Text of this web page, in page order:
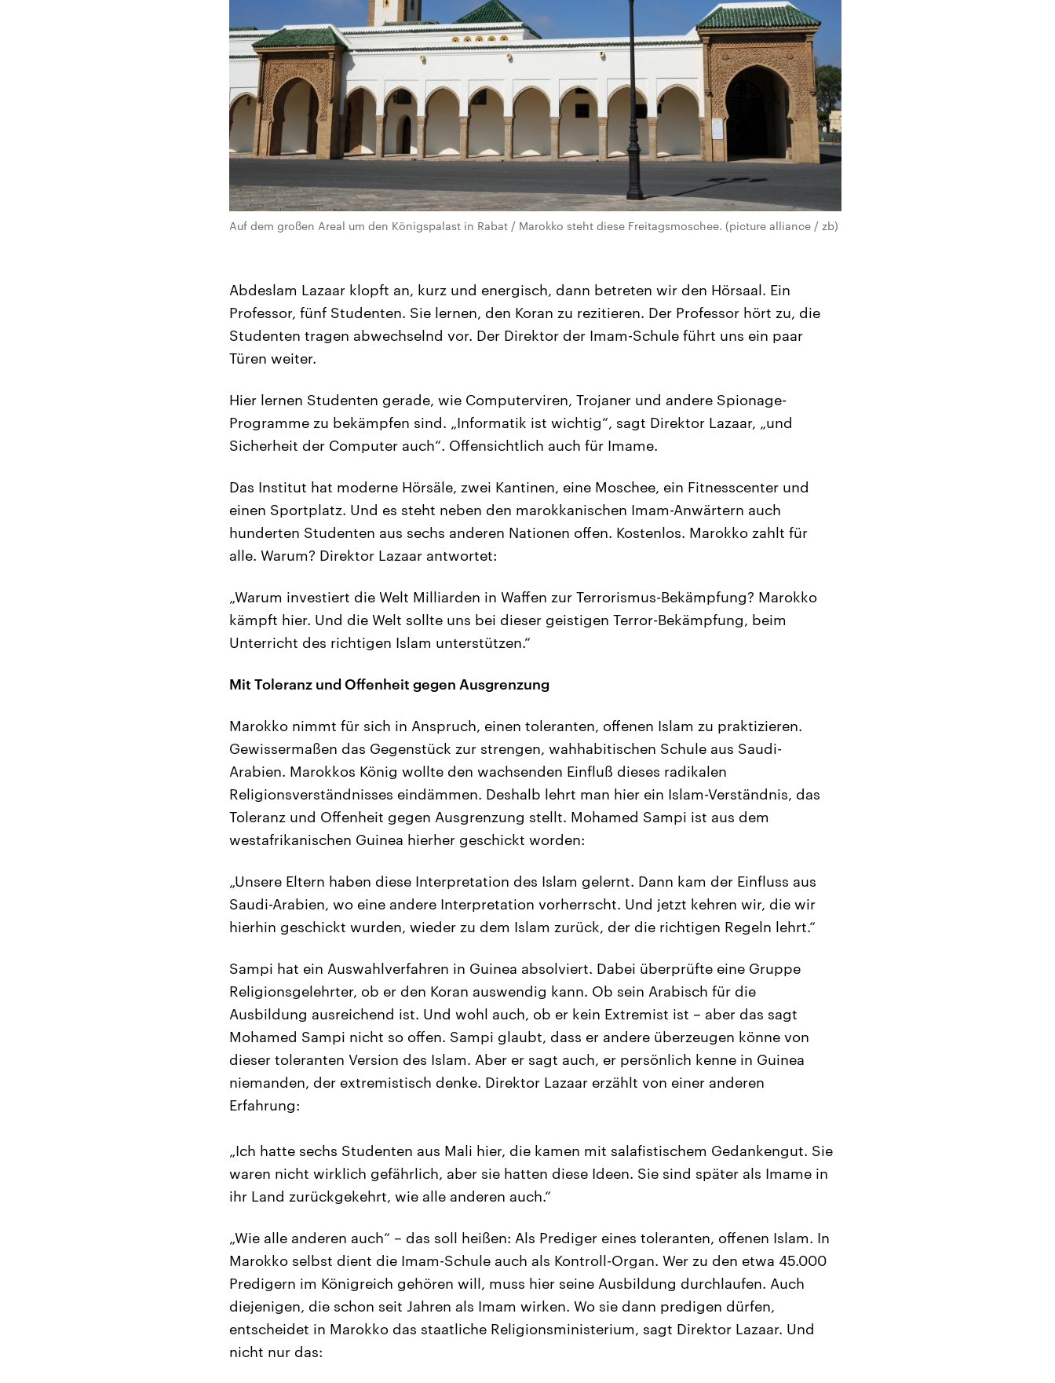
Auf dem großen Areal um den Königspalast in Rabat / Marokko steht diese Freitagsmoschee. (picture alliance / zb)
Abdeslam Lazaar klopft an, kurz und energisch, dann betreten wir den Hörsaal. Ein
Professor, fünf Studenten. Sie lernen, den Koran zu rezitieren. Der Professor hört zu, die
Studenten tragen abwechselnd vor. Der Direktor der Imam-Schule führt uns ein paar
Türen weiter.
Hier lernen Studenten gerade, wie Computerviren, Trojaner und andere Spionage-
Programme zu bekämpfen sind. „Informatik ist wichtig“, sagt Direktor Lazaar, „und
Sicherheit der Computer auch“. Offensichtlich auch für Imame.
Das Institut hat moderne Hörsäle, zwei Kantinen, eine Moschee, ein Fitnesscenter und
einen Sportplatz. Und es steht neben den marokkanischen Imam-Anwärtern auch
hunderten Studenten aus sechs anderen Nationen offen. Kostenlos. Marokko zahlt für
alle. Warum? Direktor Lazaar antwortet:
„Warum investiert die Welt Milliarden in Waffen zur Terrorismus-Bekämpfung? Marokko
kämpft hier. Und die Welt sollte uns bei dieser geistigen Terror-Bekämpfung, beim
Unterricht des richtigen Islam unterstützen.“
Mit Toleranz und Offenheit gegen Ausgrenzung
Marokko nimmt für sich in Anspruch, einen toleranten, offenen Islam zu praktizieren.
Gewissermaßen das Gegenstück zur strengen, wahhabitischen Schule aus Saudi-
Arabien. Marokkos König wollte den wachsenden Einfluß dieses radikalen
Religionsverständnisses eindämmen. Deshalb lehrt man hier ein Islam-Verständnis, das
Toleranz und Offenheit gegen Ausgrenzung stellt. Mohamed Sampi ist aus dem
westafrikanischen Guinea hierher geschickt worden:
„Unsere Eltern haben diese Interpretation des Islam gelernt. Dann kam der Einfluss aus
Saudi-Arabien, wo eine andere Interpretation vorherrscht. Und jetzt kehren wir, die wir
hierhin geschickt wurden, wieder zu dem Islam zurück, der die richtigen Regeln lehrt.“
Sampi hat ein Auswahlverfahren in Guinea absolviert. Dabei überprüfte eine Gruppe
Religionsgelehrter, ob er den Koran auswendig kann. Ob sein Arabisch für die
Ausbildung ausreichend ist. Und wohl auch, ob er kein Extremist ist – aber das sagt
Mohamed Sampi nicht so offen. Sampi glaubt, dass er andere überzeugen könne von
dieser toleranten Version des Islam. Aber er sagt auch, er persönlich kenne in Guinea
niemanden, der extremistisch denke. Direktor Lazaar erzählt von einer anderen
Erfahrung:
„Ich hatte sechs Studenten aus Mali hier, die kamen mit salafistischem Gedankengut. Sie
waren nicht wirklich gefährlich, aber sie hatten diese Ideen. Sie sind später als Imame in
ihr Land zurückgekehrt, wie alle anderen auch.“
„Wie alle anderen auch“ – das soll heißen: Als Prediger eines toleranten, offenen Islam. In
Marokko selbst dient die Imam-Schule auch als Kontroll-Organ. Wer zu den etwa 45.000
Predigern im Königreich gehören will, muss hier seine Ausbildung durchlaufen. Auch
diejenigen, die schon seit Jahren als Imam wirken. Wo sie dann predigen dürfen,
entscheidet in Marokko das staatliche Religionsministerium, sagt Direktor Lazaar. Und
nicht nur das: